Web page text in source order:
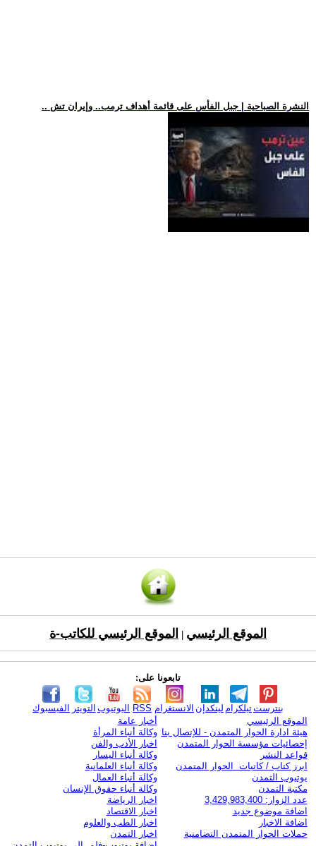
.. النشرة الصباحية | جبل الفأس على قائمة أهداف ترمب.. وإيران تش
الموقع الرئيسي الموقع الرئيسي للكاتب-ة
تابعونا على:
الفيسبوك التويتر اليوتيوب RSS الانستغرام لينكدإن تيلكرامبنترست
الموقع الرئيسي
هيئة ادارة الحوار المتمدن - للإتصال بنا
إحصائيات مؤسسة الحوار المتمدن
قواعد النشر
ابرز كتاب / كاتبات الحوار المتمدن
يوتيوب التمدن
مكتبة التمدن
عدد الزوار: 3,429,983,400
اضافة موضوع جديد
اضافة الاخبار
حملات الحوار المتمدن التضامنية
أخبار عامة
وكالة أنباء المرأة
اخبار الأدب والفن
وكالة أنباء اليسار
وكالة أنباء العلمانية
وكالة أنباء العمال
وكالة أنباء حقوق الإنسان
اخبار الرياضة
اخبار الاقتصاد
اخبار الطب والعلوم
اخبار التمدن